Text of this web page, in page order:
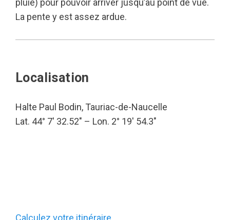
pluie) pour pouvoir arriver jusqu’au point de vue.
La pente y est assez ardue.
Localisation
Halte Paul Bodin, Tauriac-de-Naucelle
Lat. 44° 7′ 32.52″ – Lon. 2° 19′ 54.3″
Calculez votre itinéraire